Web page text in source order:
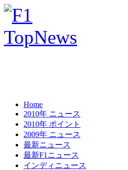
Home
2010年 ニュース
2010年 ポイント
2009年 ニュース
最新ニュース
最新F1ニュース
インディニュース